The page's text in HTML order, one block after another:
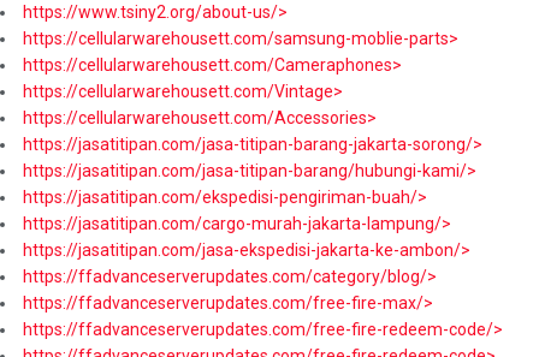
https://www.tsiny2.org/about-us/>
https://cellularwarehousett.com/samsung-moblie-parts>
https://cellularwarehousett.com/Cameraphones>
https://cellularwarehousett.com/Vintage>
https://cellularwarehousett.com/Accessories>
https://jasatitipan.com/jasa-titipan-barang-jakarta-sorong/>
https://jasatitipan.com/jasa-titipan-barang/hubungi-kami/>
https://jasatitipan.com/ekspedisi-pengiriman-buah/>
https://jasatitipan.com/cargo-murah-jakarta-lampung/>
https://jasatitipan.com/jasa-ekspedisi-jakarta-ke-ambon/>
https://ffadvanceserverupdates.com/category/blog/>
https://ffadvanceserverupdates.com/free-fire-max/>
https://ffadvanceserverupdates.com/free-fire-redeem-code/>